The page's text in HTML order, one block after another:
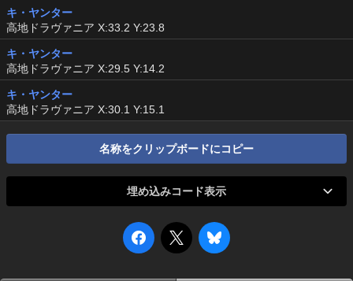
キ・ヤンター
高地ドラヴァニア X:33.2 Y:23.8
キ・ヤンター
高地ドラヴァニア X:29.5 Y:14.2
キ・ヤンター
高地ドラヴァニア X:30.1 Y:15.1
名称をクリップボードにコピー
埋め込みコード表示